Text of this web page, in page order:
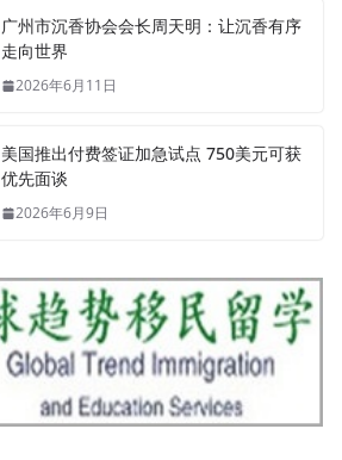
广州市沉香协会会长周天明：让沉香有序
走向世界
2026年6月11日
美国推出付费签证加急试点 750美元可获
优先面谈
2026年6月9日